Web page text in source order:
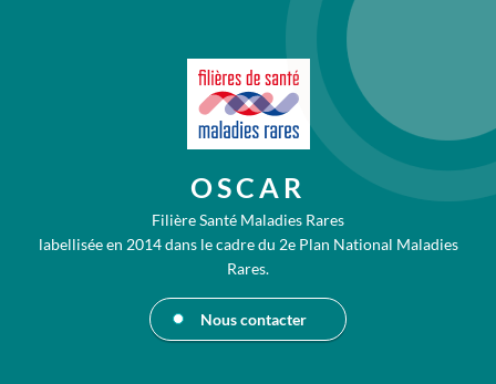
OSCAR
Filière Santé Maladies Rares
labellisée en 2014 dans le cadre du 2e Plan National Maladies
Rares.
Nous contacter